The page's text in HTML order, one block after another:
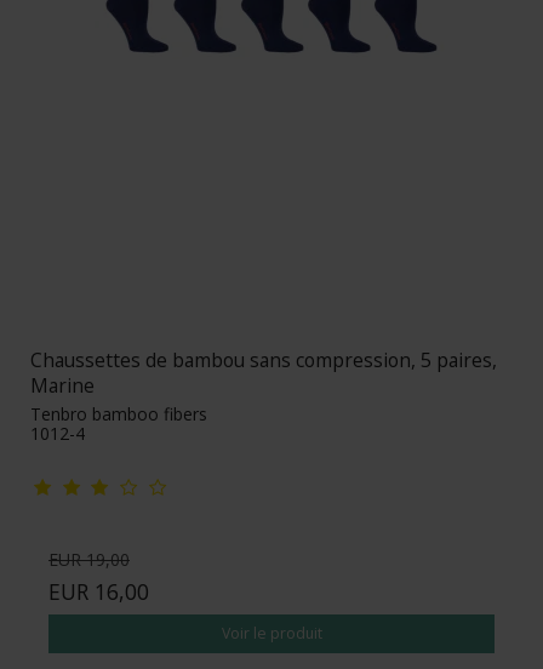
Chaussettes de bambou sans compression, 5 paires,
Marine
Tenbro bamboo fibers
1012-4
EUR 19,00
EUR 16,00
Voir le produit